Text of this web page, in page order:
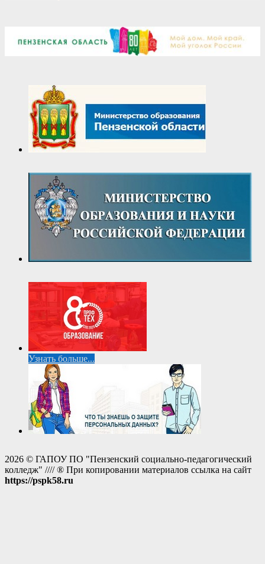
Узнать больше...
2026 © ГАПОУ ПО "Пензенский социально-педагогический
колледж" //// ® При копировании материалов ссылка на сайт
https://pspk58.ru